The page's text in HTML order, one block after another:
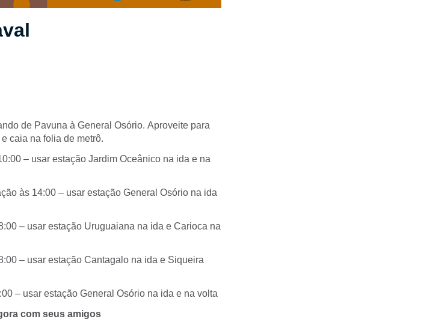
de Pavuna à General Osório. Aproveite para
caia na folia de metrô.
– usar estação Jardim Oceânico na ida e na
às 14:00 – usar estação General Osório na ida
– usar estação Uruguaiana na ida e Carioca na
– usar estação Cantagalo na ida e Siqueira
– usar estação General Osório na ida e na volta
com seus amigos